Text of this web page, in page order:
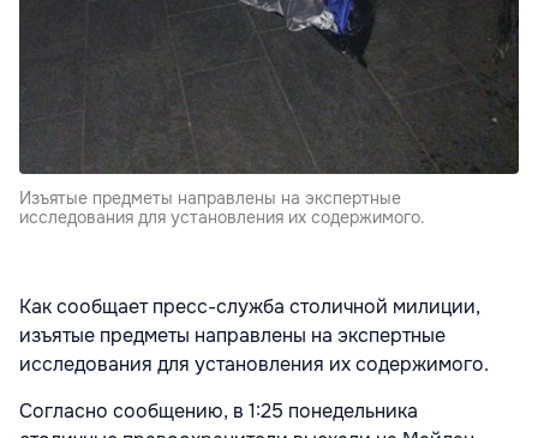
Изъятые предметы направлены на экспертные
исследования для установления их содержимого.
Как сообщает пресс-служба столичной милиции,
изъятые предметы направлены на экспертные
исследования для установления их содержимого.
Согласно сообщению, в 1:25 понедельника